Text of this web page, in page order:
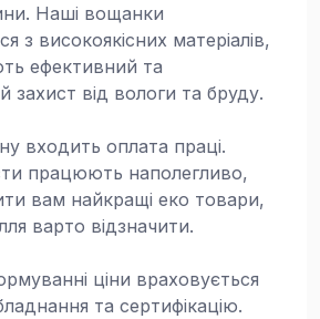
Наші вощанки
з високоякісних матеріалів,
ефективний та
захист від вологи та бруду.
входить оплата праці.
працюють наполегливо,
вам найкращі еко товари,
варто відзначити.
ціни враховується
та сертифікацію.